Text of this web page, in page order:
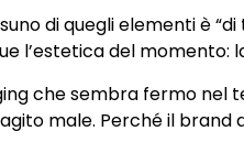
di quegli elementi è
l’estetica del momento:
che sembra fermo
male. Perché il brand